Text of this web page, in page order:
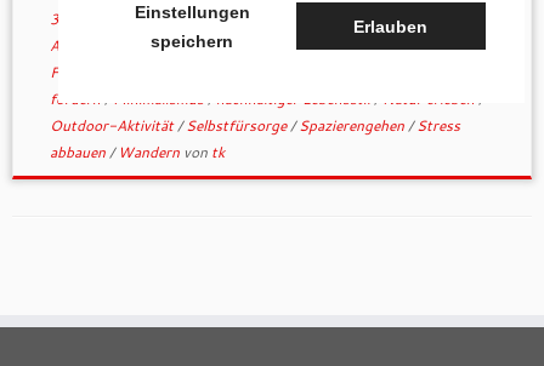
30. Juni 2025inAktuelles/Allgemein
verschlagwortet
Achtsamkeit
Bewegung an der frischen Luft/Entschleunigung/
Fernwandern
fördern / Minimalismus/ nachhaltiger Lebensstil/ Natur erleben /
Outdoor-Aktivität/Selbstfürsorge/Spazierengehen/Stress
abbauen/ Wandern von tk
Einstellungen
speichern
Erlauben